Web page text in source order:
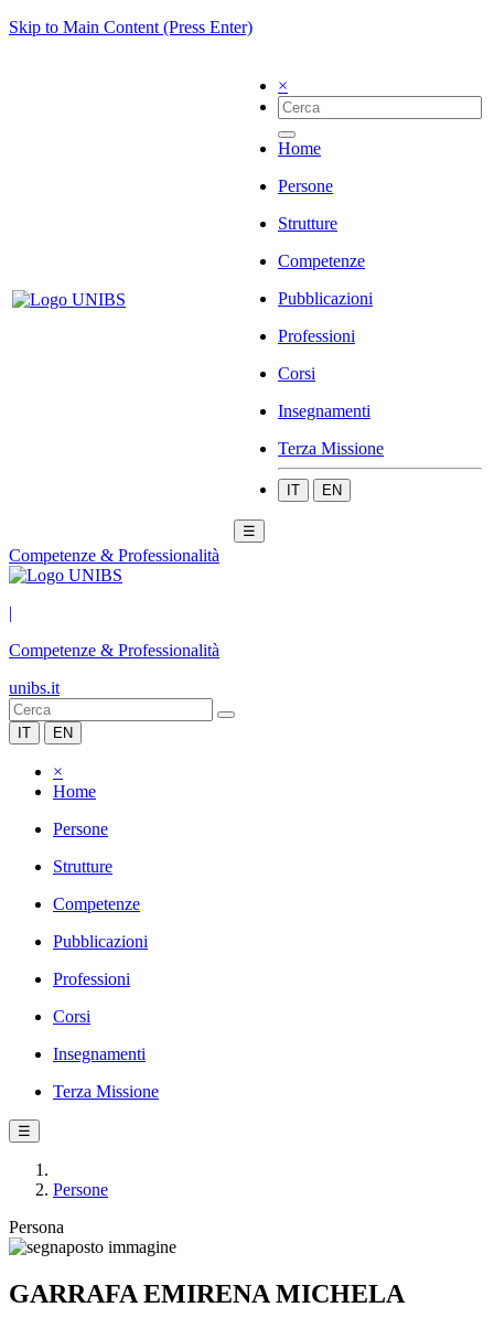
Skip to Main Content (Press Enter)
×
Home
Persone
Strutture
Competenze
Pubblicazioni
Professioni
Corsi
Insegnamenti
Terza Missione
IT EN
☰
Competenze & Professionalità
|
Competenze & Professionalità
unibs.it
IT EN
×
Home
Persone
Strutture
Competenze
Pubblicazioni
Professioni
Corsi
Insegnamenti
Terza Missione
☰
Persone
Persona
GARRAFA EMIRENA MICHELA